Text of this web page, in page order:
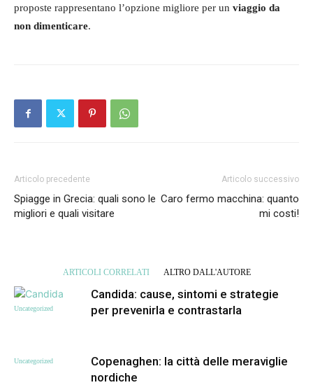
proposte rappresentano l’opzione migliore per un viaggio da
non dimenticare.
Articolo precedente
Spiagge in Grecia: quali sono le
migliori e quali visitare
Articolo successivo
Caro fermo macchina: quanto
mi costi!
ARTICOLI CORRELATI ALTRO DALL'AUTORE
Uncategorized
Candida: cause, sintomi e strategie
per prevenirla e contrastarla
Uncategorized
Copenaghen: la città delle meraviglie
nordiche